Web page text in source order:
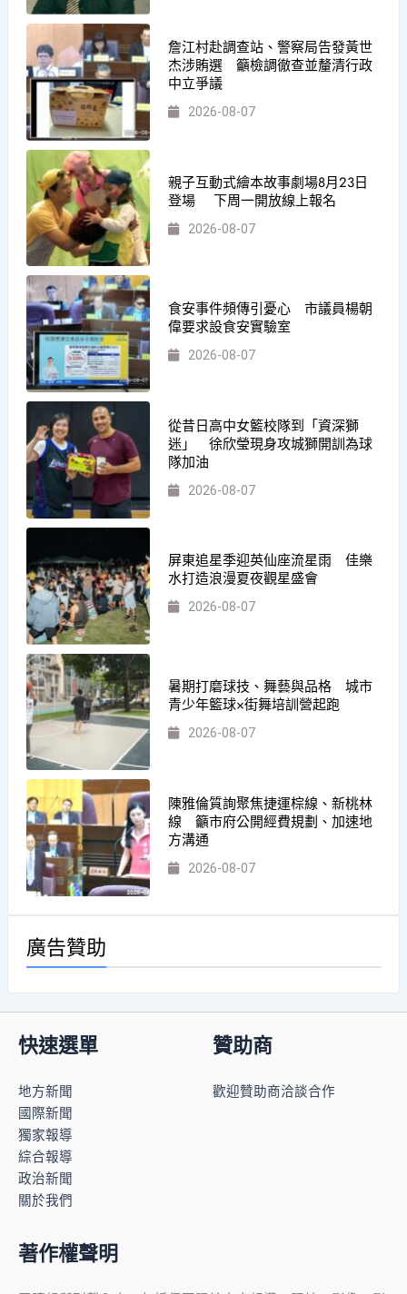
詹江村赴調查站、警察局告發黃世
杰涉賄選 籲檢調徹查並釐清行政
中立爭議
2026-08-07
親子互動式繪本故事劇場8月23日
登場 下周一開放線上報名
2026-08-07
食安事件頻傳引憂心 市議員楊朝
偉要求設食安實驗室
2026-08-07
從昔日高中女籃校隊到「資深獅
迷」 徐欣瑩現身攻城獅開訓為球
隊加油
2026-08-07
屏東追星季迎英仙座流星雨 佳樂
水打造浪漫夏夜觀星盛會
2026-08-07
暑期打磨球技、舞藝與品格 城市
青少年籃球×街舞培訓營起跑
2026-08-07
陳雅倫質詢聚焦捷運棕線、新桃林
線 籲市府公開經費規劃、加速地
方溝通
2026-08-07
廣告贊助
快速選單
地方新聞
國際新聞
獨家報導
綜合報導
政治新聞
關於我們
贊助商
歡迎贊助商洽談合作
著作權聲明